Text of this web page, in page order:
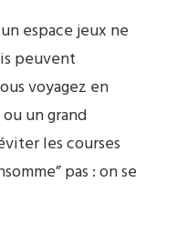
espace jeux ne
peuvent
voyagez en
un grand
les courses
pas : on se